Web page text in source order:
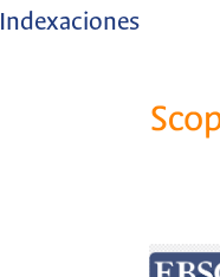
Indexaciones